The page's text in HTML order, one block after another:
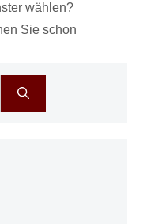
wählen?
Sie schon